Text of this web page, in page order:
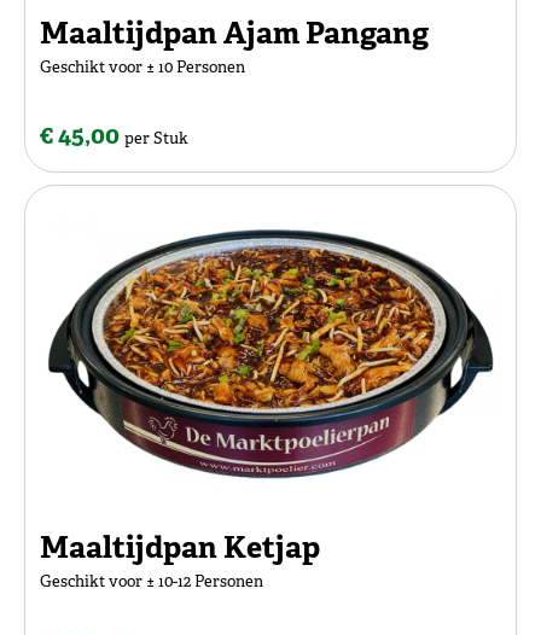
Maaltijdpan Ajam Pangang
Geschikt voor ± 10 Personen
€ 45,00 per Stuk
Maaltijdpan Ketjap
Geschikt voor ± 10-12 Personen